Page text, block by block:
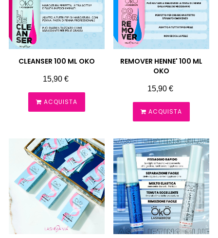
CLEANSER 100 ML OKO
Prezzo
15,90 €
ACQUISTA
REMOVER HENNE' 100 ML
OKO
Prezzo
15,90 €
ACQUISTA